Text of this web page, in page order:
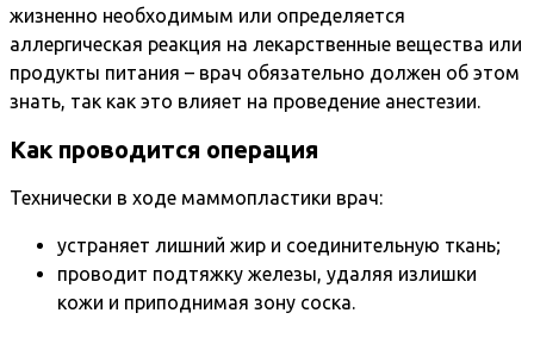
жизненно необходимым или определяется
аллергическая реакция на лекарственные вещества или
продукты питания – врач обязательно должен об этом
знать, так как это влияет на проведение анестезии.
Как проводится операция
Технически в ходе маммопластики врач:
устраняет лишний жир и соединительную ткань;
проводит подтяжку железы, удаляя излишки
кожи и приподнимая зону соска.